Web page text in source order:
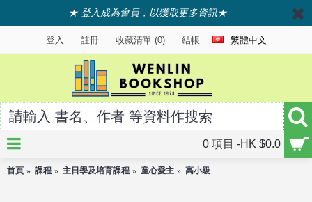
★ 登入成為會員，以獲取更多資訊★
登入 註冊 收藏清單 (0) 結帳 繁體中文
0 項目 -HK $0.0
首頁 課程 主日學及培育課程 童心愛主 高小級